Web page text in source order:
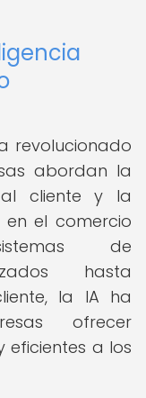
revolucionado
abordan la
al cliente y la
el comercio
de
hasta
la IA ha
ofrecer
eficientes a los